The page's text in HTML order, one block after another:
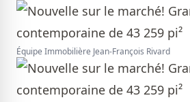
Équipe Immobilière Jean-François Rivard